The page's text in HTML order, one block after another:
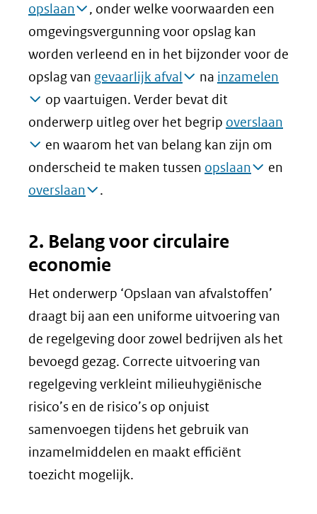
een
website)
opslaan
, onder welke voorwaarden een
omgevingsvergunning voor opslag kan
worden verleend en in het bijzonder voor de
opslag van gevaarlijk afval na inzamelen
op vaartuigen. Verder bevat dit
onderwerp uitleg over het begrip overslaan
en waarom het van belang kan zijn om
onderscheid te maken tussen opslaan
en
overslaan
.
2. Belang voor circulaire
economie
Het onderwerp ‘Opslaan van afvalstoffen’
draagt bij aan een uniforme uitvoering van
de regelgeving door zowel bedrijven als het
bevoegd gezag. Correcte uitvoering van
regelgeving verkleint milieuhygiënische
risico’s en de risico’s op onjuist
samenvoegen tijdens het gebruik van
inzamelmiddelen en maakt efficiënt
toezicht mogelijk.